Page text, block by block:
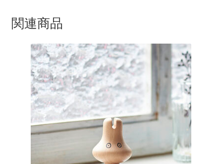
関連商品